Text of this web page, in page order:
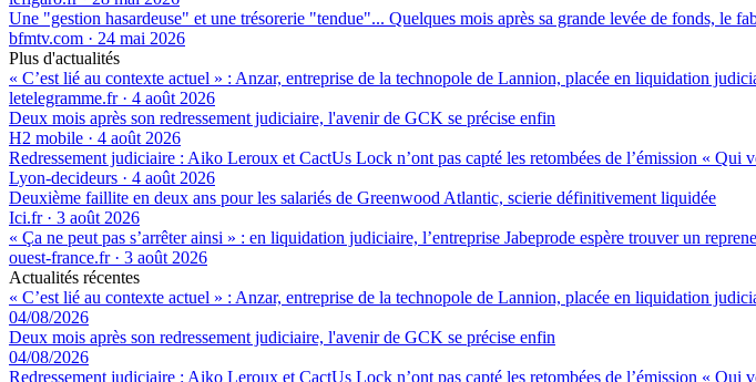
Une "gestion hasardeuse" et une trésorerie "tendue"... Quelques mois après sa grande levée de fonds, le
bfmtv.com · 24 mai 2026
Plus d'actualités
« C’est lié au contexte actuel » : Anzar, entreprise de la technopole de Lannion, placée en liquidation
letelegramme.fr· 4 août 2026
Deux mois après son redressement judiciaire, l'avenir de GCK se précise enfin
H2 mobile · 4 août 2026
Redressement judiciaire : Aiko Leroux et CactUs Lock n’ont pas capté les retombées de l’émission « Qui
Lyon-decideurs · 4 août 2026
Deuxième faillite en deux ans pour les salariés de Greenwood Atlantic, scierie définitivement liquidée
Ici.fr· 3 août 2026
« Ça ne peut pas s’arrêter ainsi » : en liquidation judiciaire, l’entreprise Jabeprode espère trouver un
ouest-france.fr· 3 août 2026
Actualités récentes
« C’est lié au contexte actuel » : Anzar, entreprise de la technopole de Lannion, placée en liquidation
04/08/2026
Deux mois après son redressement judiciaire, l'avenir de GCK se précise enfin
04/08/2026
Redressement judiciaire : Aiko Leroux et CactUs Lock n’ont pas capté les retombées de l’émission « Qui